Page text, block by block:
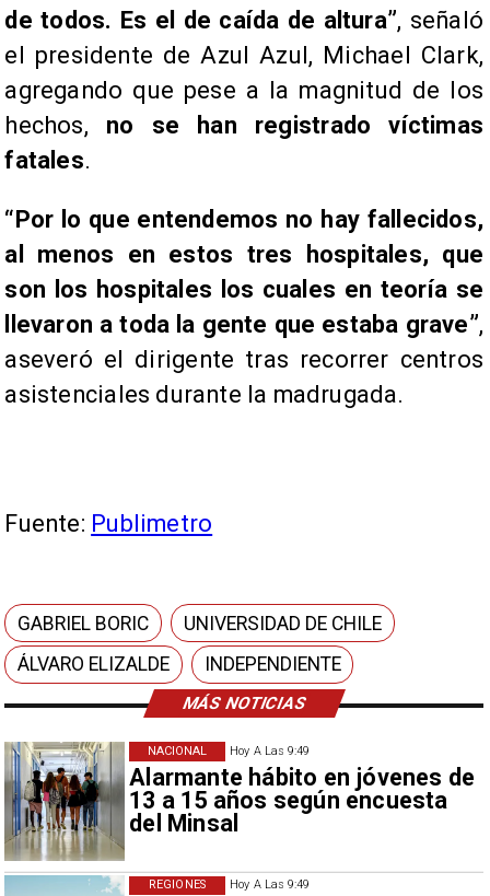
MÁS NOTICIAS
Hoy A Las 9:49
Alarmante hábito en jóvenes de
13 a 15 años según encuesta
del Minsal
NACIONAL
Hoy A Las 9:49
REGIONES
de todos. Es el de caída de altura”, señaló
el presidente de Azul Azul, Michael Clark,
agregando que pese a la magnitud de los
hechos, no se han registrado víctimas
fatales.
“Por lo que entendemos no hay fallecidos,
al menos en estos tres hospitales, que
son los hospitales los cuales en teoría se
llevaron a toda la gente que estaba grave”,
aseveró el dirigente tras recorrer centros
asistenciales durante la madrugada.
Fuente: Publimetro
GABRIEL BORIC
UNIVERSIDAD DE CHILE
ÁLVARO ELIZALDE
INDEPENDIENTE